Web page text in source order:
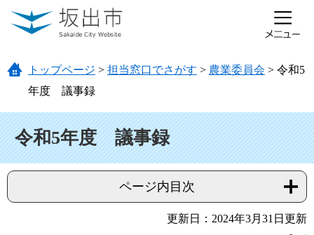
ページの先頭です。
メニューを飛ばして本文へ
トップページ > 担当窓口でさがす > 農業委員会 > 令和5
年度 議事録
令和5年度 議事録
ページ内目次
更新日：2024年3月31日更新